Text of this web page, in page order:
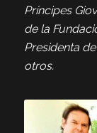
Príncipes
de la
Presidenta
otros.